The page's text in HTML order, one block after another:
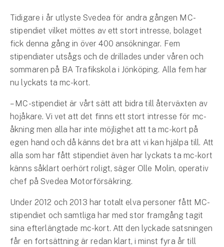
Djurförsäkring
Hem & hus
Hemförsäkring
Bostadsrättsförsäkring
Hyresrättsförsäkring
Fritidshusförsäkring
Företag
Företagsförsäkring
Bilförsäkring för företag
Tidigare i år utlyste Svedea för andra gången MC-
stipendiet vilket möttes av ett stort intresse, bolaget
fick denna gång in över 400 ansökningar. Fem
stipendiater utsågs och de drillades under våren och
sommaren på BA Trafikskola i Jönköping. Alla fem har
nu lyckats ta mc-kort.
– MC-stipendiet är vårt sätt att bidra till återväxten av
hojåkare. Vi vet att det finns ett stort intresse för mc-
åkning men alla har inte möjlighet att ta mc-kort på
egen hand och då känns det bra att vi kan hjälpa till. Att
alla som har fått stipendiet även har lyckats ta mc-kort
känns såklart oerhört roligt, säger Olle Molin, operativ
chef på Svedea Motorförsäkring.
Under 2012 och 2013 har totalt elva personer fått MC-
stipendiet och samtliga har med stor framgång tagit
sina efterlängtade mc-kort. Att den lyckade satsningen
får en fortsättning är redan klart, i minst fyra år till